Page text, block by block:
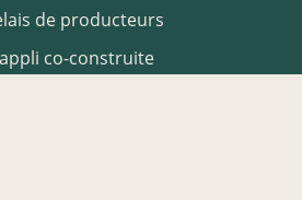
de producteurs
co-construite